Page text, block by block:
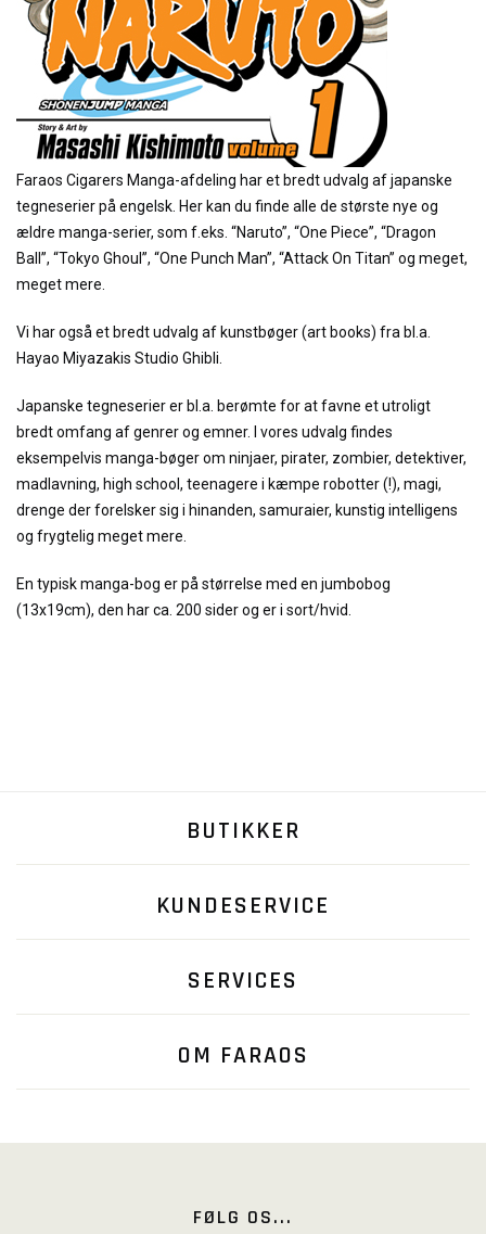
Faraos Cigarers Manga-afdeling har et bredt udvalg af japanske
tegneserier på engelsk. Her kan du finde alle de største nye og
ældre manga-serier, som f.eks. “Naruto”, “One Piece”, “Dragon
Ball”, “Tokyo Ghoul”, “One Punch Man”, “Attack On Titan” og meget,
meget mere.
Vi har også et bredt udvalg af kunstbøger (art books) fra bl.a.
Hayao Miyazakis Studio Ghibli.
Japanske tegneserier er bl.a. berømte for at favne et utroligt
bredt omfang af genrer og emner. I vores udvalg findes
eksempelvis manga-bøger om ninjaer, pirater, zombier, detektiver,
madlavning, high school, teenagere i kæmpe robotter (!), magi,
drenge der forelsker sig i hinanden, samuraier, kunstig intelligens
og frygtelig meget mere.
En typisk manga-bog er på størrelse med en jumbobog
(13x19cm), den har ca. 200 sider og er i sort/hvid.
BUTIKKER
KUNDESERVICE
SERVICES
OM FARAOS
FØLG OS...